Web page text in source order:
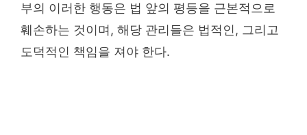
부의 이러한 행동은 법 앞의 평등을 근본적으로
훼손하는 것이며, 해당 관리들은 법적인, 그리고
도덕적인 책임을 져야 한다.